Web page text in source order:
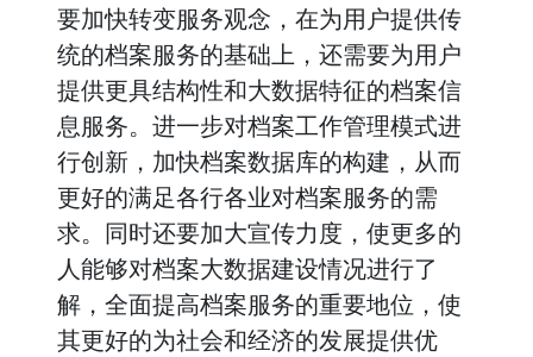
要加快转变服务观念，在为用户提供传
统的档案服务的基础上，还需要为用户
提供更具结构性和大数据特征的档案信
息服务。进一步对档案工作管理模式进
行创新，加快档案数据库的构建，从而
更好的满足各行各业对档案服务的需
求。同时还要加大宣传力度，使更多的
人能够对档案大数据建设情况进行了
解，全面提高档案服务的重要地位，使
其更好的为社会和经济的发展提供优